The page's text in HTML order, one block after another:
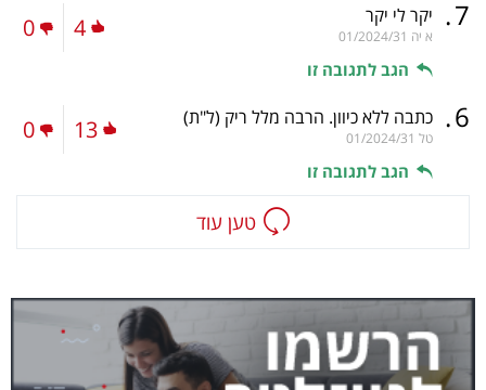
7
. יקר לי יקר
א יה 01/2024/31
הגב לתגובה זו
4
0
6
. כתבה ללא כיוון. הרבה מלל ריק (ל"ת)
טל 01/2024/31
הגב לתגובה זו
13
0
טען עוד